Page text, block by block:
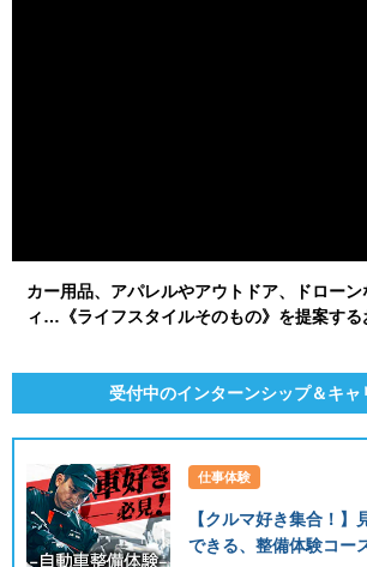
カー用品、アパレルやアウトドア、ドロー
ィ…《ライフスタイルそのもの》を提案する
受付中のインターンシップ＆キャ
仕事体験
【クルマ好き集合！
できる、整備体験コー